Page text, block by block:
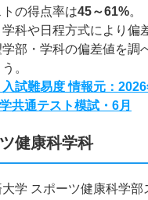
の得点率は45～61%。
科や日程方式により偏
部・学科の偏差値を調
。
試難易度 情報元：
共通テスト模試・6月
健康科学科
学 スポーツ健康科学部